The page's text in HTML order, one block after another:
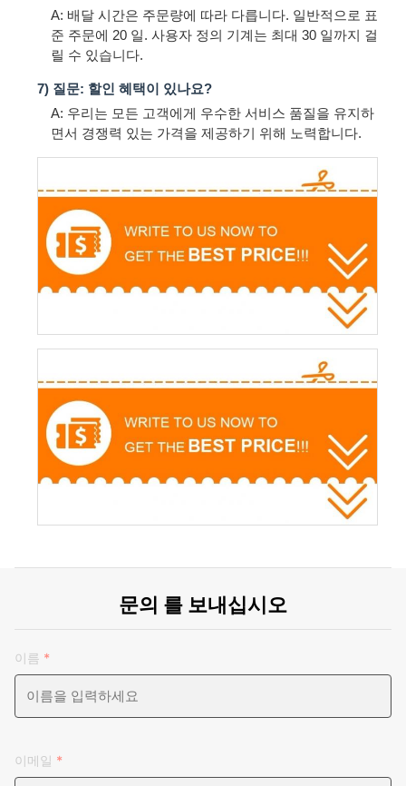
A: 배달 시간은 주문량에 따라 다릅니다. 일반적으로 표
준 주문에 20 일. 사용자 정의 기계는 최대 30 일까지 걸
릴 수 있습니다.
7) 질문: 할인 혜택이 있나요?
A: 우리는 모든 고객에게 우수한 서비스 품질을 유지하
면서 경쟁력 있는 가격을 제공하기 위해 노력합니다.
문의 를 보내십시오
이름 *
이메일 *